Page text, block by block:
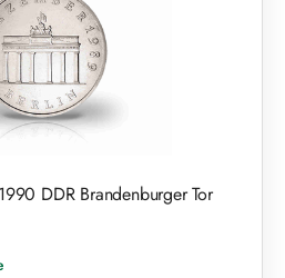
DDR Brandenburger Tor